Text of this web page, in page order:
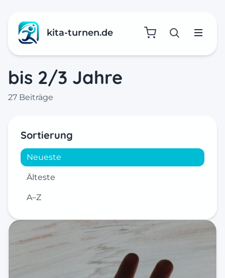
kita-turnen.de SucheMenü
bis 2/3 Jahre
27 Beiträge
Sortierung
Neueste
Älteste
A–Z